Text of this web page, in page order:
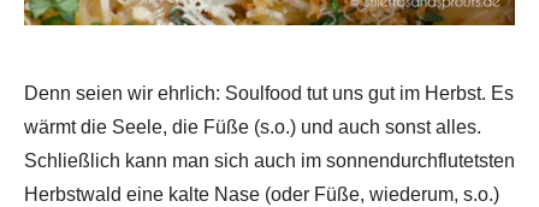
Denn seien wir ehrlich: Soulfood tut uns gut im Herbst. Es
wärmt die Seele, die Füße (s.o.) und auch sonst alles.
Schließlich kann man sich auch im sonnendurchflutetsten
Herbstwald eine kalte Nase (oder Füße, wiederum, s.o.)